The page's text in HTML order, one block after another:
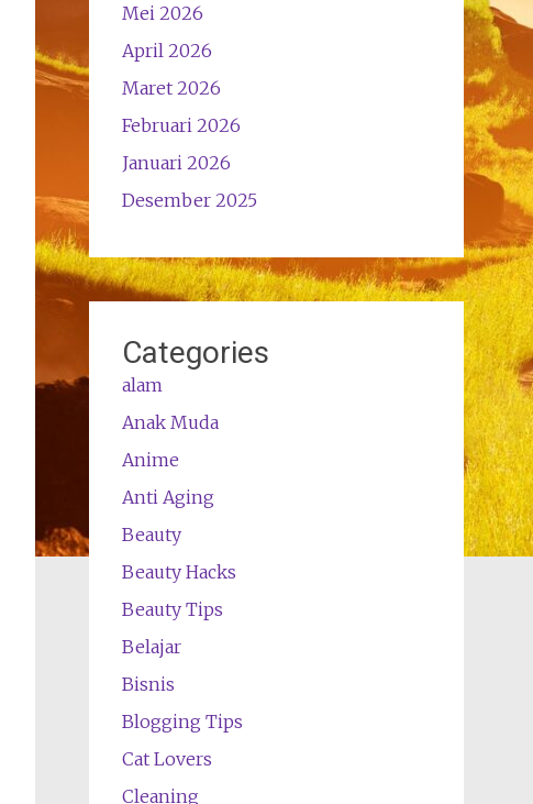
Mei 2026
April 2026
Maret 2026
Februari 2026
Januari 2026
Desember 2025
Categories
alam
Anak Muda
Anime
Anti Aging
Beauty
Beauty Hacks
Beauty Tips
Belajar
Bisnis
Blogging Tips
Cat Lovers
Cleaning